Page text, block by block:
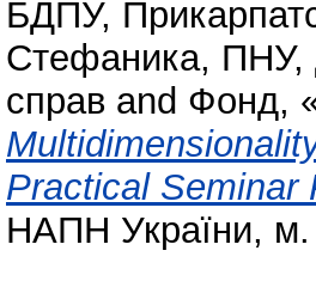
БДПУ,
Стефаника, ПНУ,
справ and Фонд,
Practical Seminar
НАПН України, м.